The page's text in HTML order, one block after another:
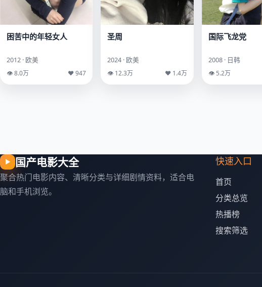
困苦中的年轻女人
2012 · 欧美
👁 8.0万 ♥ 947
圣周
2024 · 欧美
👁 12.3万 ♥ 1.4万
国际飞龙党
2008 · 日韩
👁 5.2万
▶ 国产电影大全
聚合热门电影内容、清晰分类与详细剧情资料，适合电
脑和手机浏览。
快速入口
首页
分类总览
热播榜
搜索筛选